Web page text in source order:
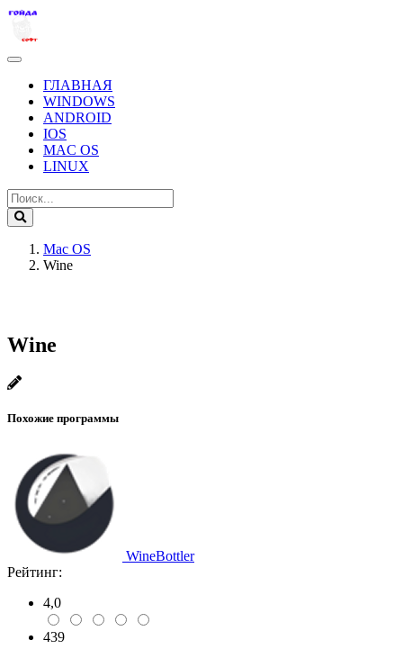
ГЛАВНАЯ
WINDOWS
ANDROID
IOS
MAC OS
LINUX
Mac OS
Wine
Wine
Похожие программы
WineBottler
Рейтинг:
4,0
439